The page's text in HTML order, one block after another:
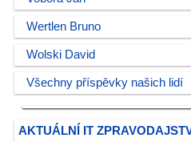
Wertlen Bruno
Wolski David
Všechny příspěvky našich lidí
AKTUÁLNÍ IT